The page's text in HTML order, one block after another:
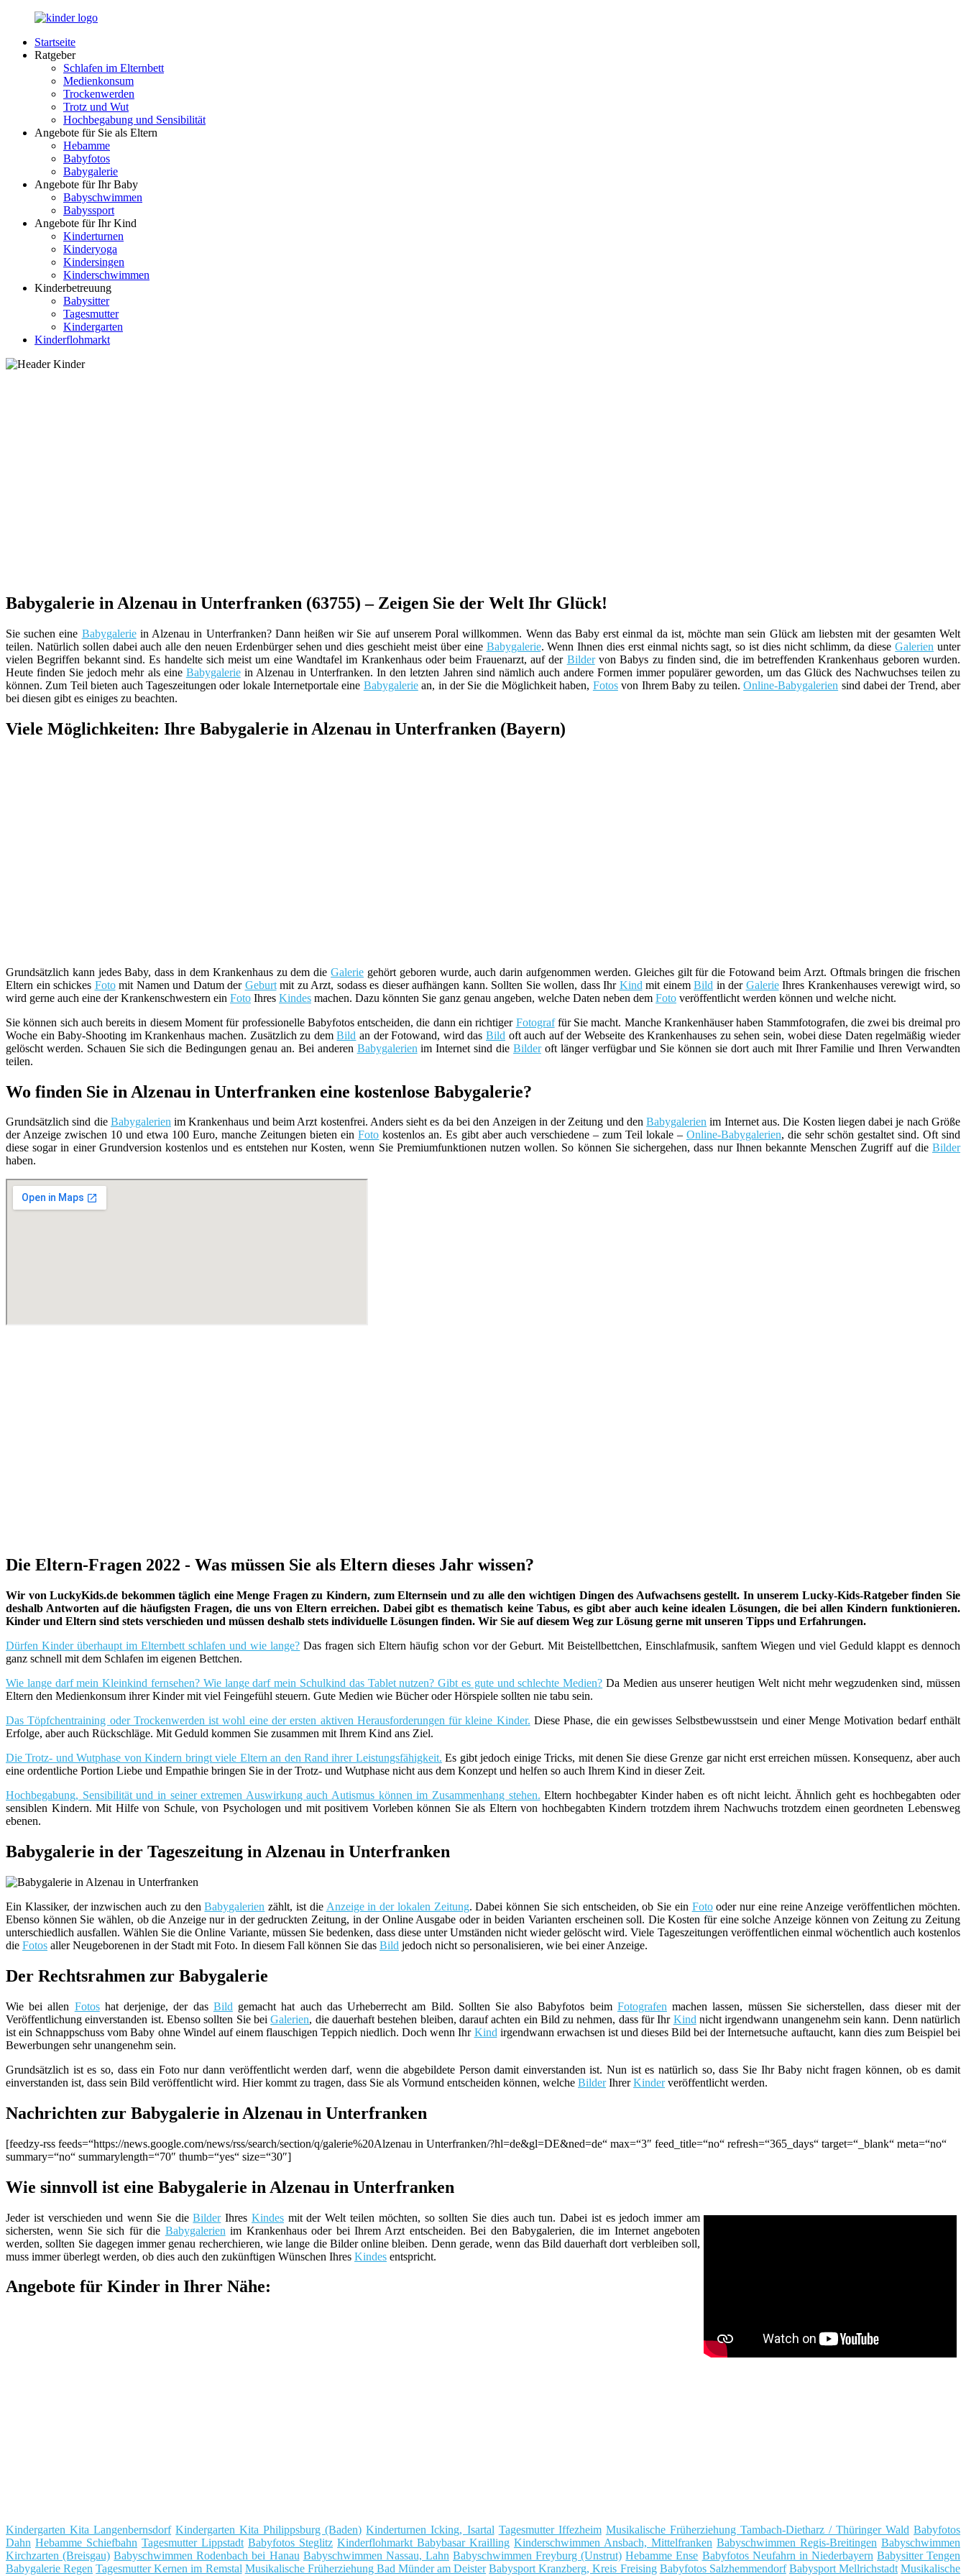
Zurück
Inhalt
LuckyKids.de
Das
Nachwuchs
Startseite
Ratgeber
Schlafen im Elternbett
Medienkonsum
Trockenwerden
Trotz und Wut
Hochbegabung und Sensibilität
Angebote für Sie als Eltern
Hebamme
Babyfotos
Babygalerie
Angebote für Ihr Baby
Babyschwimmen
Babyssport
Angebote für Ihr Kind
Kinderturnen
Kinderyoga
Kindersingen
Kinderschwimmen
Kinderbetreuung
Babysitter
Tagesmutter
Kindergarten
Kinderflohmarkt
Babygalerie in Alzenau in Unterfranken (63755) – Zeigen Sie der Welt Ihr Glück!
Sie suchen eine Babygaleriein Alzenau in Unterfranken? Dann heißen wir Sie auf unserem Poral willkommen. Wenn das Baby erst einmal da ist, möchte man sein Glück am liebsten mit der gesamten Welt
teilen. Natürlich sollen dabei auch alle den neuen Erdenbürger sehen und dies geschieht meist über eine Babygalerie. Wenn Ihnen dies erst einmal nichts sagt, so ist dies nicht schlimm, da dieseGalerien unter
vielen Begriffen bekannt sind. Es handelte sich meist um eine Wandtafel im Krankenhaus oder beim Frauenarzt, auf der Bildervon Babys zu finden sind, die im betreffenden Krankenhaus geboren wurden.
Heute finden Sie jedoch mehr als eine Babygaleriein Alzenau in Unterfranken. In den letzten Jahren sind nämlich auch andere Formen immer populärer geworden, um das Glück des Nachwuchses teilen zu
können. Zum Teil bieten auch Tageszeitungen oder lokale Internetportale eine Babygaleriean, in der Sie die Möglichkeit haben, Fotosvon Ihrem Baby zu teilen.Online-Babygalerien sind dabei der Trend, aber
bei diesen gibt es einiges zu beachten.
Viele Möglichkeiten: Ihre Babygalerie in Alzenau in Unterfranken (Bayern)
Grundsätzlich kann jedes Baby, dass in dem Krankenhaus zu dem dieGalerie gehört geboren wurde, auch darin aufgenommen werden. Gleiches gilt für die Fotowand beim Arzt. Oftmals bringen die frischen
Eltern ein schickes Fotomit Namen und Datum der Geburtmit zu Arzt, sodass es dieser aufhängen kann. Sollten Sie wollen, dass Ihr Kind mit einem Bild in der GalerieIhres Krankenhauses verewigt wird, so
wird gerne auch eine der Krankenschwestern ein Foto Ihres Kindes machen. Dazu könnten Sie ganz genau angeben, welche Daten neben dem Foto veröffentlicht werden können und welche nicht.
Sie können sich auch bereits in diesem Moment für professionelle Babyfotos entscheiden, die dann ein richtiger Fotograffür Sie macht. Manche Krankenhäuser haben Stammfotografen, die zwei bis dreimal pro
Woche ein Baby-Shooting im Krankenhaus machen. Zusätzlich zu demBild an der Fotowand, wird dasBild oft auch auf der Webseite des Krankenhauses zu sehen sein, wobei diese Daten regelmäßig wieder
gelöscht werden. Schauen Sie sich die Bedingungen genau an. Bei anderen Babygalerien im Internet sind die Bilderoft länger verfügbar und Sie können sie dort auch mit Ihrer Familie und Ihren Verwandten
teilen.
Wo finden Sie in Alzenau in Unterfranken eine kostenlose Babygalerie?
Grundsätzlich sind die Babygalerienim Krankenhaus und beim Arzt kostenfrei. Anders sieht es da bei den Anzeigen in der Zeitung und denBabygalerien im Internet aus. Die Kosten liegen dabei je nach Größe
der Anzeige zwischen 10 und etwa 100 Euro, manche Zeitungen bieten einFoto kostenlos an. Es gibt aber auch verschiedene – zum Teil lokale – Online-Babygalerien, die sehr schön gestaltet sind. Oft sind
diese sogar in einer Grundversion kostenlos und es entstehen nur Kosten, wenn Sie Premiumfunktionen nutzen wollen. So können Sie sichergehen, dass nur Ihnen bekannte Menschen Zugriff auf die Bilder
haben.
Die Eltern-Fragen 2022 - Was müssen Sie als Eltern dieses Jahr wissen?
Wir von LuckyKids.de bekommen täglich eine Menge Fragen zu Kindern, zum Elternsein und zu alle den wichtigen Dingen des Aufwachsens gestellt. In unserem Lucky-Kids-Ratgeber finden Sie
deshalb Antworten auf die häufigsten Fragen, die uns von Eltern erreichen. Dabei gibt es thematisch keine Tabus, es gibt aber auch keine idealen Lösungen, die bei allen Kindern funktionieren.
Kinder und Eltern sind stets verschieden und müssen deshalb stets individuelle Lösungen finden. Wir Sie auf diesem Weg zur Lösung gerne mit unseren Tipps und Erfahrungen.
Dürfen Kinder überhaupt im Elternbett schlafen und wie lange? Das fragen sich Eltern häufig schon vor der Geburt. Mit Beistellbettchen, Einschlafmusik, sanftem Wiegen und viel Geduld klappt es dennoch
ganz schnell mit dem Schlafen im eigenen Bettchen.
Wie lange darf mein Kleinkind fernsehen? Wie lange darf mein Schulkind das Tablet nutzen? Gibt es gute und schlechte Medien? Da Medien aus unserer heutigen Welt nicht mehr wegzudenken sind, müssen
Eltern den Medienkonsum ihrer Kinder mit viel Feingefühl steuern. Gute Medien wie Bücher oder Hörspiele sollten nie tabu sein.
Das Töpfchentraining oder Trockenwerden ist wohl eine der ersten aktiven Herausforderungen für kleine Kinder. Diese Phase, die ein gewisses Selbstbewusstsein und einer Menge Motivation bedarf enthält
Erfolge, aber auch Rückschläge. Mit Geduld kommen Sie zusammen mit Ihrem Kind ans Ziel.
Die Trotz- und Wutphase von Kindern bringt viele Eltern an den Rand ihrer Leistungsfähigkeit. Es gibt jedoch einige Tricks, mit denen Sie diese Grenze gar nicht erst erreichen müssen. Konsequenz, aber auch
eine ordentliche Portion Liebe und Empathie bringen Sie in der Trotz- und Wutphase nicht aus dem Konzept und helfen so auch Ihrem Kind in dieser Zeit.
Hochbegabung, Sensibilität und in seiner extremen Auswirkung auch Autismus können im Zusammenhang stehen. Eltern hochbegabter Kinder haben es oft nicht leicht. Ähnlich geht es hochbegabten oder
sensiblen Kindern. Mit Hilfe von Schule, von Psychologen und mit positivem Vorleben können Sie als Eltern von hochbegabten Kindern trotzdem ihrem Nachwuchs trotzdem einen geordneten Lebensweg
ebenen.
Babygalerie in der Tageszeitung in Alzenau in Unterfranken
Ein Klassiker, der inzwischen auch zu denBabygalerien zählt, ist die Anzeige in der lokalen Zeitung. Dabei können Sie sich entscheiden, ob Sie ein Fotooder nur eine reine Anzeige veröffentlichen möchten.
Ebenso können Sie wählen, ob die Anzeige nur in der gedruckten Zeitung, in der Online Ausgabe oder in beiden Varianten erscheinen soll. Die Kosten für eine solche Anzeige können von Zeitung zu Zeitung
unterschiedlich ausfallen. Wählen Sie die Online Variante, müssen Sie bedenken, dass diese unter Umständen nicht wieder gelöscht wird. Viele Tageszeitungen veröffentlichen einmal wöchentlich auch kostenlos
die Fotos aller Neugeborenen in der Stadt mit Foto. In diesem Fall können Sie das Bild jedoch nicht so personalisieren, wie bei einer Anzeige.
Der Rechtsrahmen zur Babygalerie
Wie bei allen Fotoshat derjenige, der das Bild gemacht hat auch das Urheberrecht am Bild. Sollten Sie also Babyfotos beim Fotografen machen lassen, müssen Sie sicherstellen, dass dieser mit der
Veröffentlichung einverstanden ist. Ebenso sollten Sie beiGalerien, die dauerhaft bestehen bleiben, darauf achten ein Bild zu nehmen, dass für Ihr Kind nicht irgendwann unangenehm sein kann. Denn natürlich
ist ein Schnappschuss vom Baby ohne Windel auf einem flauschigen Teppich niedlich. Doch wenn Ihr Kind irgendwann erwachsen ist und dieses Bild bei der Internetsuche auftaucht, kann dies zum Beispiel bei
Bewerbungen sehr unangenehm sein.
Grundsätzlich ist es so, dass ein Foto nur dann veröffentlicht werden darf, wenn die abgebildete Person damit einverstanden ist. Nun ist es natürlich so, dass Sie Ihr Baby nicht fragen können, ob es damit
einverstanden ist, dass sein Bild veröffentlicht wird. Hier kommt zu tragen, dass Sie als Vormund entscheiden können, welche BilderIhrerKinderveröffentlicht werden.
Nachrichten zur Babygalerie in Alzenau in Unterfranken
[feedzy-rss feeds=“https://news.google.com/news/rss/search/section/q/galerie%20Alzenau in Unterfranken/?hl=de&gl=DE&ned=de“ max=“3″ feed_title=“no“ refresh=“365_days“ target=“_blank“ meta=“no“
summary=“no“ summarylength=“70″ thumb=“yes“ size=“30″]
Wie sinnvoll ist eine Babygalerie in Alzenau in Unterfranken
Jeder ist verschieden und wenn Sie dieBilderIhres Kindesmit der Welt teilen möchten, so sollten Sie dies auch tun. Dabei ist es jedoch immer am
sichersten, wenn Sie sich für die Babygalerien im Krankenhaus oder bei Ihrem Arzt entscheiden. Bei den Babygalerien, die im Internet angeboten
werden, sollten Sie dagegen immer genau recherchieren, wie lange die Bilder online bleiben. Denn gerade, wenn das Bild dauerhaft dort verbleiben soll,
muss immer überlegt werden, ob dies auch den zukünftigen Wünschen Ihres Kindes entspricht.
Angebote für Kinder in Ihrer Nähe:
Kindergarten Kita Langenbernsdorf Kindergarten Kita Philippsburg (Baden) Kinderturnen Icking, Isartal Tagesmutter Iffezheim Musikalische Früherziehung Tambach-Dietharz / Thüringer Wald Babyfotos
Dahn Hebamme Schiefbahn Tagesmutter Lippstadt Babyfotos Steglitz Kinderflohmarkt Babybasar Krailling Kinderschwimmen Ansbach, Mittelfranken Babyschwimmen Regis-Breitingen Babyschwimmen
Kirchzarten (Breisgau) Babyschwimmen Rodenbach bei Hanau Babyschwimmen Nassau, Lahn Babyschwimmen Freyburg (Unstrut) Hebamme Ense Babyfotos Neufahrn in Niederbayern Babysitter Tengen
Babygalerie Regen Tagesmutter Kernen im Remstal Musikalische Früherziehung Bad Münder am Deister Babysport Kranzberg, Kreis Freising Babyfotos Salzhemmendorf Babysport Mellrichstadt Musikalische